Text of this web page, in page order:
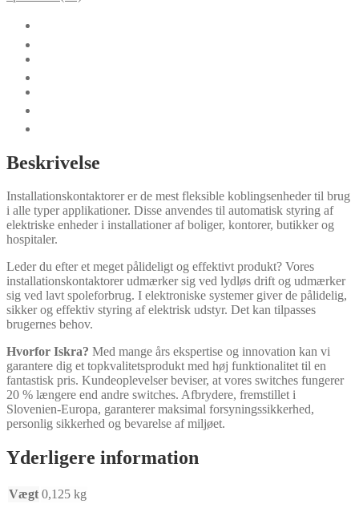
Beskrivelse
Installationskontaktorer er de mest fleksible koblingsenheder til brug
i alle typer applikationer. Disse anvendes til automatisk styring af
elektriske enheder i installationer af boliger, kontorer, butikker og
hospitaler.
Leder du efter et meget pålideligt og effektivt produkt? Vores
installationskontaktorer udmærker sig ved lydløs drift og udmærker
sig ved lavt spoleforbrug. I elektroniske systemer giver de pålidelig,
sikker og effektiv styring af elektrisk udstyr. Det kan tilpasses
brugernes behov.
Hvorfor Iskra? Med mange års ekspertise og innovation kan vi
garantere dig et topkvalitetsprodukt med høj funktionalitet til en
fantastisk pris. Kundeoplevelser beviser, at vores switches fungerer
20 % længere end andre switches. Afbrydere, fremstillet i
Slovenien-Europa, garanterer maksimal forsyningssikkerhed,
personlig sikkerhed og bevarelse af miljøet.
Yderligere information
Vægt 0,125 kg